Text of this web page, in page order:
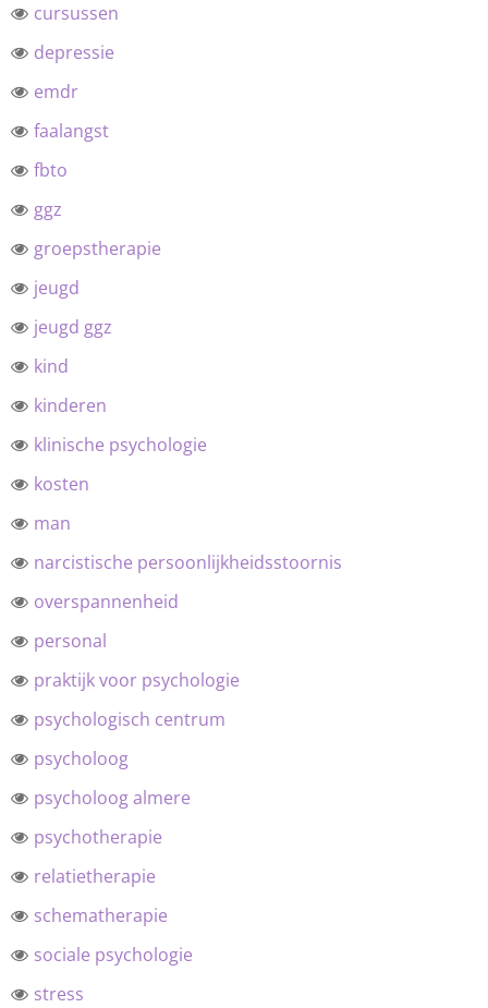
cursussen
depressie
emdr
faalangst
fbto
ggz
groepstherapie
jeugd
jeugd ggz
kind
kinderen
klinische psychologie
kosten
man
narcistische persoonlijkheidsstoornis
overspannenheid
personal
praktijk voor psychologie
psychologisch centrum
psycholoog
psycholoog almere
psychotherapie
relatietherapie
schematherapie
sociale psychologie
stress